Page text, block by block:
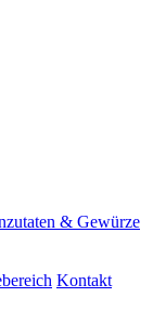
& Gewürze
Kontakt